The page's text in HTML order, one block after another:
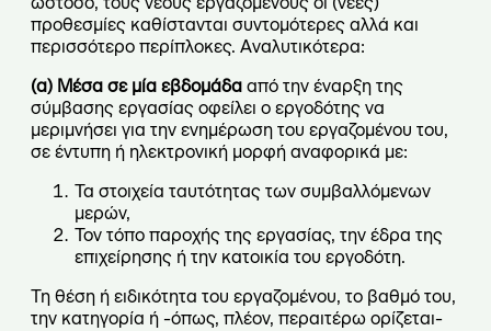
προθεσμίες καθίστανται συντομότερες αλλά και
περισσότερο περίπλοκες. Αναλυτικότερα:
(α) Μέσα σε μία εβδομάδα από την έναρξη της
σύμβασης εργασίας οφείλει ο εργοδότης να
μεριμνήσει για την ενημέρωση του εργαζομένου του,
σε έντυπη ή ηλεκτρονική μορφή αναφορικά με:
Τα στοιχεία ταυτότητας των συμβαλλόμενων
μερών,
Τον τόπο παροχής της εργασίας, την έδρα της
επιχείρησης ή την κατοικία του εργοδότη.
Τη θέση ή ειδικότητα του εργαζομένου, το βαθμό του,
την κατηγορία ή -όπως, πλέον, περαιτέρω ορίζεται-